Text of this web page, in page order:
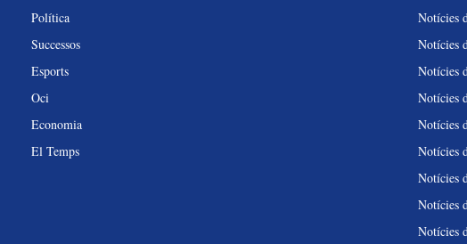
Política
Successos
Esports
Oci
Economia
El Temps
Notícies
Notícies
Notícies
Notícies
Notícies
Notícies
Notícies
Notícies
Notícies